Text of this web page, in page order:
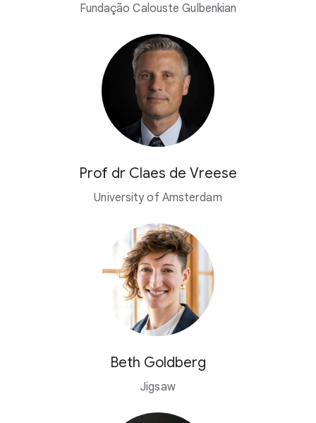
Fundação Calouste Gulbenkian
Prof dr Claes de Vreese
University of Amsterdam
Beth Goldberg
Jigsaw